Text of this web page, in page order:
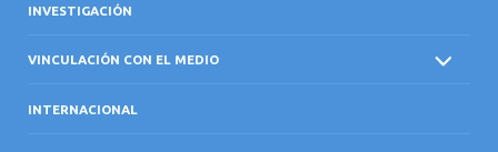
INVESTIGACIÓN
VINCULACIÓN CON EL MEDIO
INTERNACIONAL